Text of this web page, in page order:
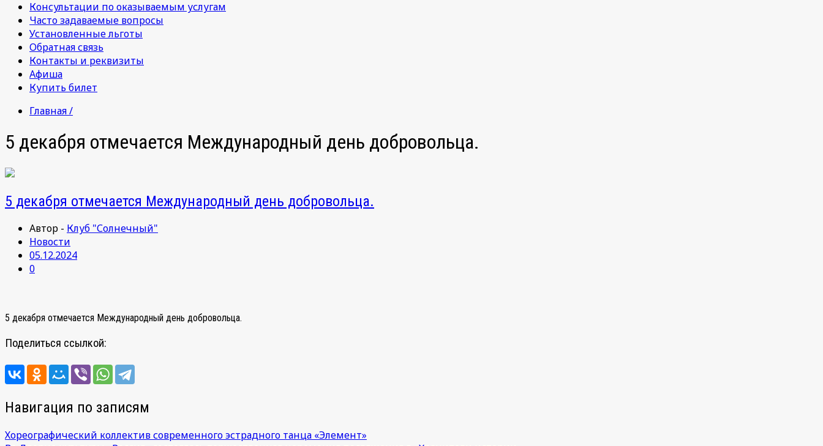
Консультации по оказываемым услугам
Часто задаваемые вопросы
Установленные льготы
Обратная связь
Контакты и реквизиты
Афиша
Купить билет
Главная /
5 декабря отмечается Международный день добровольца.
5 декабря отмечается Международный день добровольца.
Автор - Клуб "Солнечный"
Новости
05.12.2024
0
5 декабря отмечается Международный день добровольца.
Поделиться ссылкой:
Навигация по записям
Хореографический коллектив современного эстрадного танца «Элемент»